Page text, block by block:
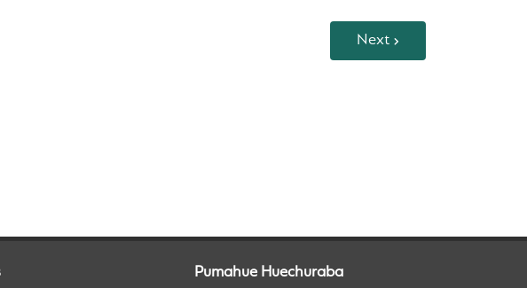
Next
Pumahue Huechuraba